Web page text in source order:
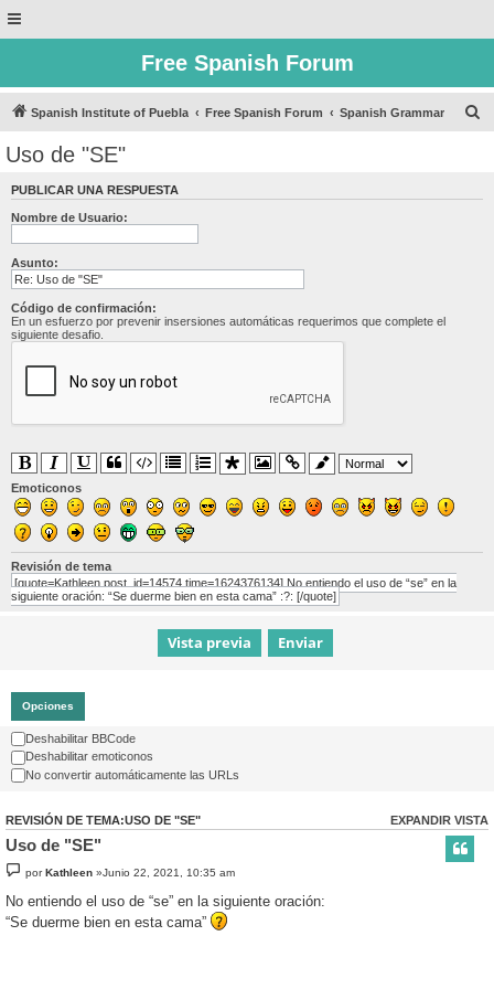
Free Spanish Forum
Spanish Institute of Puebla Free Spanish Forum Spanish Grammar
Uso de "SE"
PUBLICAR UNA RESPUESTA
Nombre de Usuario:
Asunto:
Código de confirmación:
En un esfuerzo por prevenir insersiones automáticas requerimos que complete el
siguiente desafio.
Emoticonos
Revisión de tema
[quote=Kathleen post_id=14574 time=1624376134] No entiendo el uso de “se” en la
siguiente oración: “Se duerme bien en esta cama” :?: [/quote]
Opciones
Deshabilitar BBCode
Deshabilitar emoticonos
No convertir automáticamente las URLs
EXPANDIR VISTA
REVISIÓN DE TEMA:USO DE "SE"
Uso de "SE"
porKathleen »Junio 22, 2021, 10:35 am
No entiendo el uso de “se” en la siguiente oración:
“Se duerme bien en esta cama”